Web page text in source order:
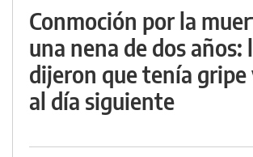
Conmoción por la
una nena de dos años:
dijeron que tenía
al día siguiente